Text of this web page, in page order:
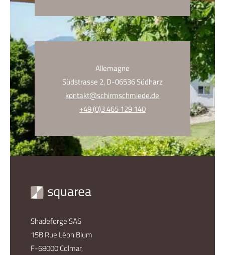
Allemagne
Südstrasse 2, D-06536 Südharz
kontakt@schirmschmiede.de
+49 (0)3 465 129 140
Shadeforge SAS
15B Rue Léon Blum
F-68000 Colmar,